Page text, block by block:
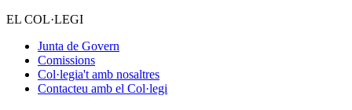
EL COL·LEGI
Junta de Govern
Comissions
Col·legia't amb nosaltres
Contacteu amb el Col·legi